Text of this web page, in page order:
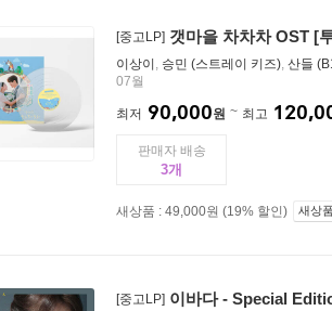
[중고LP] 갯마을 차차차 OST [
이상이 , 승민 (스트레이 키즈), 산들
07월
최저 90,000원 최고
판매자 배송
3
새상품 : 49,000원 (19% 할인) 새상
[중고LP] 이바다 - Special